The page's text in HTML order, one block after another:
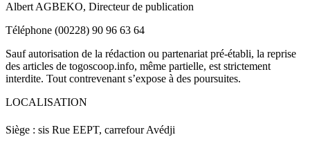
Albert AGBEKO, Directeur de publication
Téléphone (00228) 90 96 63 64
Sauf autorisation de la rédaction ou partenariat pré-établi, la reprise
des articles de togoscoop.info, même partielle, est strictement
interdite. Tout contrevenant s’expose à des poursuites.
LOCALISATION
Siège : sis Rue EEPT, carrefour Avédji